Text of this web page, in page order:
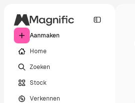
Aanmaken
Home
Zoeken
Stock
Verkennen